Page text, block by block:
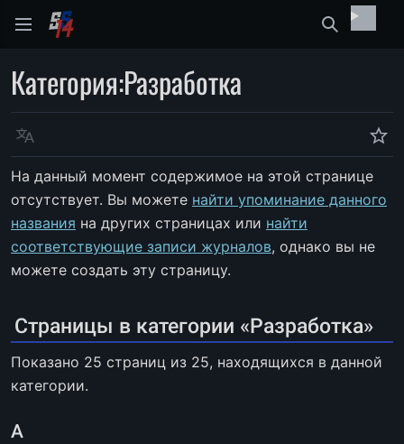
Найти
Категория:Разработка
Язык
На данный момент содержимое на этой странице
отсутствует. Вы можете найти упоминание данного
названия на других страницах или найти
соответствующие записи журналов, однако вы не
можете создать эту страницу.
Страницы в категории «Разработка»
Показано 25 страниц из 25, находящихся в данной
категории.
A